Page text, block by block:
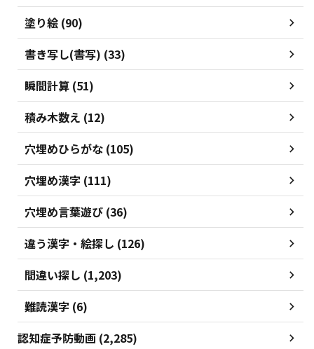
塗り絵 (90)
書き写し(書写) (33)
瞬間計算 (51)
積み木数え (12)
穴埋めひらがな (105)
穴埋め漢字 (111)
穴埋め言葉遊び (36)
違う漢字・絵探し (126)
間違い探し (1,203)
難読漢字 (6)
認知症予防動画 (2,285)